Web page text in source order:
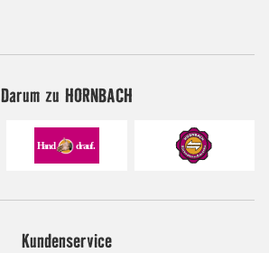
Darum zu HORNBACH
Kundenservice